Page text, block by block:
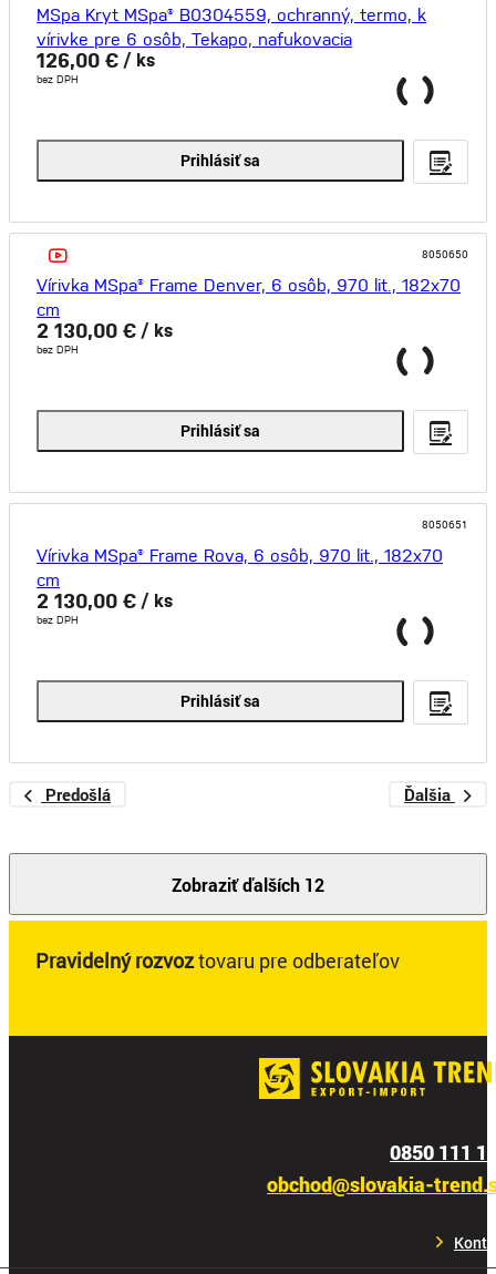
MSpa Kryt MSpa® B0304559, ochranný, termo, k
vírivke pre 6 osôb, Tekapo, nafukovacia
126,00 € / ks
bez DPH
Prihlásiť sa
8050650
Vírivka MSpa® Frame Denver, 6 osôb, 970 lit., 182x70
cm
2 130,00 € / ks
bez DPH
Prihlásiť sa
8050651
Vírivka MSpa® Frame Rova, 6 osôb, 970 lit., 182x70
cm
2 130,00 € / ks
bez DPH
Prihlásiť sa
Zobraziť ďalších 12
Predošlá Ďalšia
Pravidelný rozvoztovaru pre odberateľov
0850 111
obchod@slovakia-